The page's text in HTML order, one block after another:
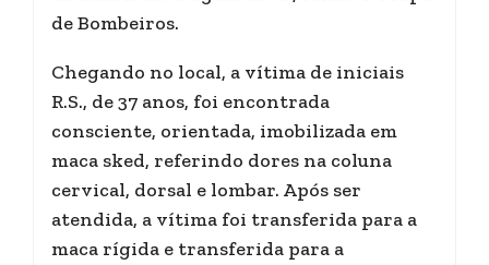
de Bombeiros.
Chegando no local, a vítima de iniciais
R.S., de 37 anos, foi encontrada
consciente, orientada, imobilizada em
maca sked, referindo dores na coluna
cervical, dorsal e lombar. Após ser
atendida, a vítima foi transferida para a
maca rígida e transferida para a